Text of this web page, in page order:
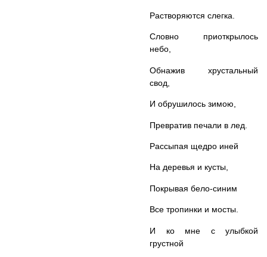
Растворяются слегка.
Словно приоткрылось
небо,
Обнажив хрустальный
свод,
И обрушилось зимою,
Превратив печали в лед.
Рассыпая щедро иней
На деревья и кусты,
Покрывая бело-синим
Все тропинки и мосты.
И ко мне с улыбкой
грустной